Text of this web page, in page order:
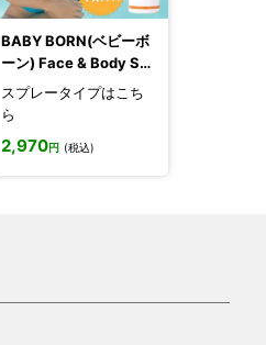
BABY BORN(ベビーボ
ーン) Face & Body Sun
screen UVスプレー
スプレータイプはこち
ら
2,970円 (税込)